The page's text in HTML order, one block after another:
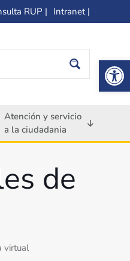
RUP | Intranet |
Atención y servicio
a la ciudadania
de
virtual